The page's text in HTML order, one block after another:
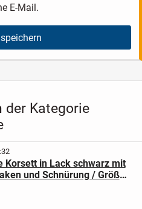
E-Mail.
der Kategorie
Korsett in Lack schwarz mit
und Schnürung / Größe